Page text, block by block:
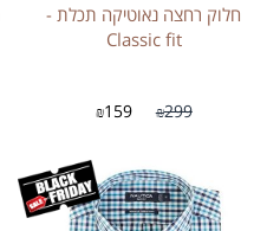
חלוק רחצה נאוטיקה תכלת -
Classic fit
₪299
₪159